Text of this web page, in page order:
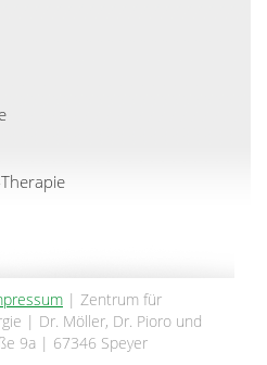
| Zentrum für
| Dr. Möller, Dr. Pioro und
9a | 67346 Speyer